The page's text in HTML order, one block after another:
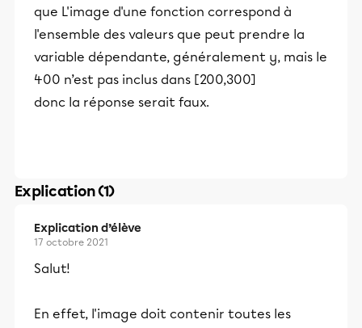
que L'image d'une fonction correspond à
l'ensemble des valeurs que peut prendre la
variable dépendante, généralement y, mais le
400 n’est pas inclus dans [200,300]
donc la réponse serait faux.
Explication (1)
Explication d’élève
17 octobre 2021
Salut!
En effet, l'image doit contenir toutes les